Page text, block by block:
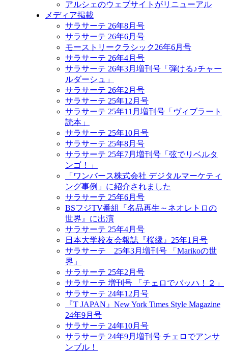
アルシェのウェブサイトがリニューアル
メディア掲載
サラサーテ 26年8月号
サラサーテ 26年6月号
モーストリークラシック26年6月号
サラサーテ 26年4月号
サラサーテ 26年3月増刊号「弾ける♪チャー
ルダーシュ」
サラサーテ 26年2月号
サラサーテ 25年12月号
サラサーテ 25年11月増刊号「ヴィブラート
読本」
サラサーテ 25年10月号
サラサーテ 25年8月号
サラサーテ 25年7月増刊号「弦でリベルタ
ンゴ！」
「ワンバース株式会社 デジタルマーケティ
ング事例」に紹介されました
サラサーテ 25年6月号
BSフジTV番組『名品再生～ネオレトロの
世界』に出演
サラサーテ 25年4月号
日本大学校友会報誌『桜縁』25年1月号
サラサーテ 25年3月増刊号 「Marikoの世
界」
サラサーテ 25年2月号
サラサーテ 増刊号 「チェロでバッハ！２」
サラサーテ 24年12月号
『T JAPAN』New York Times Style Magazine
24年9月号
サラサーテ 24年10月号
サラサーテ 24年9月増刊号 チェロでアンサ
ンブル！